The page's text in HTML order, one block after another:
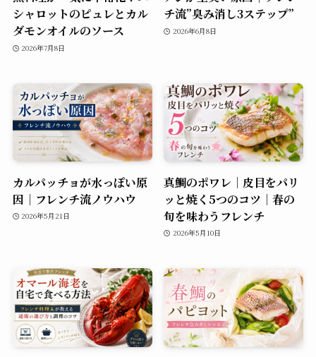
シャロットのピュレとカル
ダモンオイルのソース
2026年7月8日
チ流”臭み消し3ステップ”
2026年6月8日
カルパッチョが水っぽい原
因｜フレンチ流ノウハウ
2026年5月21日
真鯛のポワレ｜皮目をパリ
ッと焼く5つのコツ｜春の
旬を味わうフレンチ
2026年5月10日